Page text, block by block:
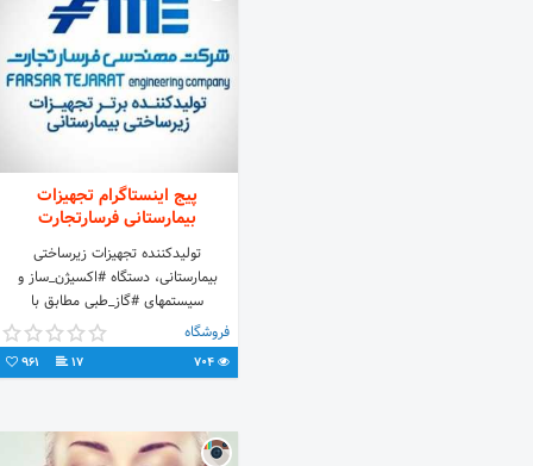
پیج اینستاگرام تجهیزات
بیمارستانی فرسارتجارت
تولیدکننده تجهيزات زیرساختی
بيمارستانی، دستگاه #اکسیژن_ساز و
سیستمهای #گاز_طبی مطابق با
استانداردهای جهانی Tel:
(+9821)22354916-19 Fax:
(+9821)22356774
فروشگاه
704
17
961